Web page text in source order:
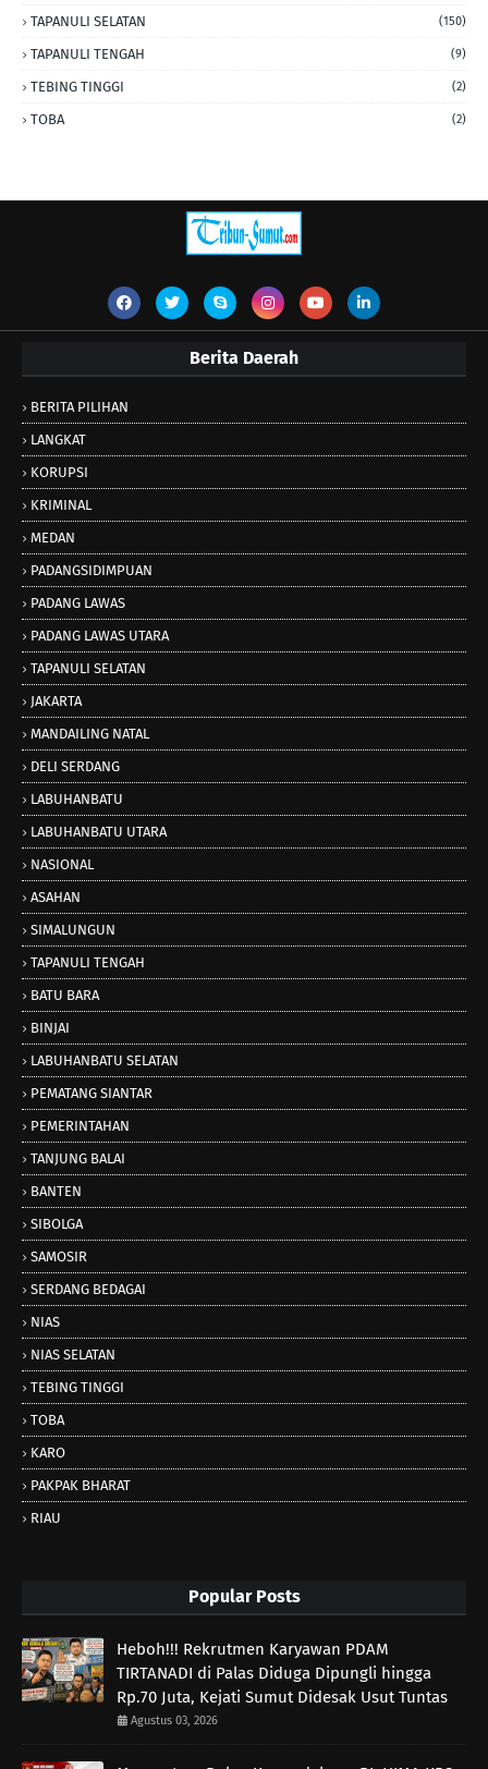
TAPANULI SELATAN (150)
TAPANULI TENGAH (9)
TEBING TINGGI (2)
TOBA (2)
Berita Daerah
BERITA PILIHAN
LANGKAT
KORUPSI
KRIMINAL
MEDAN
PADANGSIDIMPUAN
PADANG LAWAS
PADANG LAWAS UTARA
TAPANULI SELATAN
JAKARTA
MANDAILING NATAL
DELI SERDANG
LABUHANBATU
LABUHANBATU UTARA
NASIONAL
ASAHAN
SIMALUNGUN
TAPANULI TENGAH
BATU BARA
BINJAI
LABUHANBATU SELATAN
PEMATANG SIANTAR
PEMERINTAHAN
TANJUNG BALAI
BANTEN
SIBOLGA
SAMOSIR
SERDANG BEDAGAI
NIAS
NIAS SELATAN
TEBING TINGGI
TOBA
KARO
PAKPAK BHARAT
RIAU
Popular Posts
Heboh!!! Rekrutmen Karyawan PDAM
TIRTANADI di Palas Diduga Dipungli hingga
Rp.70 Juta, Kejati Sumut Didesak Usut Tuntas
Agustus 03, 2026